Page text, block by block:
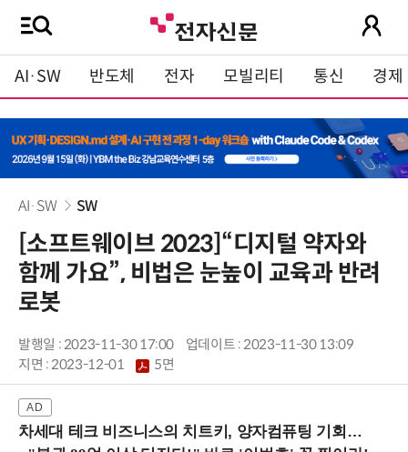
AI·SW 반도체 전자 모빌리티 통신 경제
AI·SW SW
[소프트웨이브 2023]“디지털 약자와
함께 가요”, 비법은 눈높이 교육과 반려
로봇
발행일 : 2023-11-30 17:00
업데이트 : 2023-11-30 13:09
지면 :2023-12-01 5면
차세대 테크 비즈니스의 치트키, 양자컴퓨팅 기회를 선점하라! (8/28 강남역)